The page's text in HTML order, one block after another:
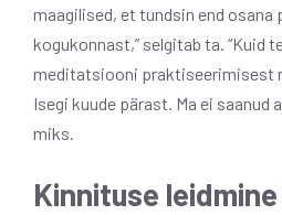
maagilised, et tundsin end
kogukonnast,” selgitab ta. “Kuid
meditatsiooni praktiseerimisest
Isegi kuude pärast. Ma ei saanud
miks.
Kinnituse leidmine